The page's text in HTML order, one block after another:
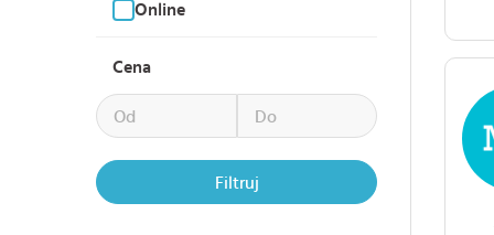
Online
Cena
Filtruj